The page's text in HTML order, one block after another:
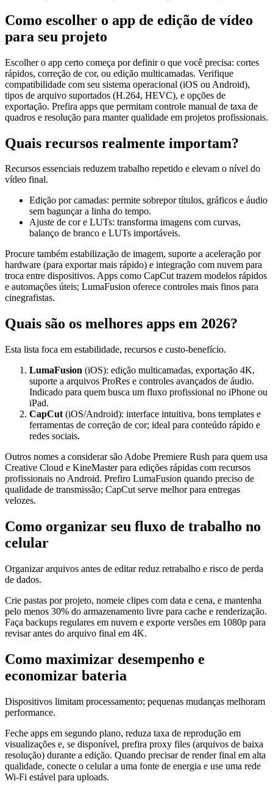
Como escolher o app de edição de vídeo
para seu projeto
Escolher o app certo começa por definir o que você precisa: cortes
rápidos, correção de cor, ou edição multicamadas. Verifique
compatibilidade com seu sistema operacional (iOS ou Android),
tipos de arquivo suportados (H.264, HEVC), e opções de
exportação. Prefira apps que permitam controle manual de taxa de
quadros e resolução para manter qualidade em projetos profissionais.
Quais recursos realmente importam?
Recursos essenciais reduzem trabalho repetido e elevam o nível do
vídeo final.
Edição por camadas: permite sobrepor títulos, gráficos e áudio
sem bagunçar a linha do tempo.
Ajuste de cor e LUTs: transforma imagens com curvas,
balanço de branco e LUTs importáveis.
Procure também estabilização de imagem, suporte a aceleração por
hardware (para exportar mais rápido) e integração com nuvem para
troca entre dispositivos. Apps como CapCut trazem modelos rápidos
e automações úteis; LumaFusion oferece controles mais finos para
cinegrafistas.
Quais são os melhores apps em 2026?
Esta lista foca em estabilidade, recursos e custo-benefício.
LumaFusion (iOS): edição multicamadas, exportação 4K,
suporte a arquivos ProRes e controles avançados de áudio.
Indicado para quem busca um fluxo profissional no iPhone ou
iPad.
CapCut (iOS/Android): interface intuitiva, bons templates e
ferramentas de correção de cor; ideal para conteúdo rápido e
redes sociais.
Outros nomes a considerar são Adobe Premiere Rush para quem usa
Creative Cloud e KineMaster para edições rápidas com recursos
profissionais no Android. Prefiro LumaFusion quando preciso de
qualidade de transmissão; CapCut serve melhor para entregas
velozes.
Como organizar seu fluxo de trabalho no
celular
Organizar arquivos antes de editar reduz retrabalho e risco de perda
de dados.
Crie pastas por projeto, nomeie clipes com data e cena, e mantenha
pelo menos 30% do armazenamento livre para cache e renderização.
Faça backups regulares em nuvem e exporte versões em 1080p para
revisar antes do arquivo final em 4K.
Como maximizar desempenho e
economizar bateria
Dispositivos limitam processamento; pequenas mudanças melhoram
performance.
Feche apps em segundo plano, reduza taxa de reprodução em
visualizações e, se disponível, prefira proxy files (arquivos de baixa
resolução) durante a edição. Quando precisar de render final em alta
qualidade, conecte o celular a uma fonte de energia e use uma rede
Wi‑Fi estável para uploads.